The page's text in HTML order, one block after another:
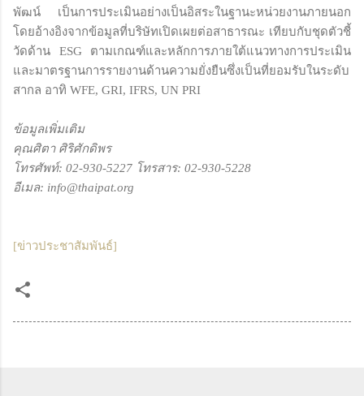
พัฒน์ เป็นการประเมินอย่างเป็นอิสระในฐานะหน่วยงานภายนอก
โดยอ้างอิงจากข้อมูลที่บริษัทเปิดเผยต่อสาธารณะ เทียบกับชุดตัวชี้
วัดด้าน ESG ตามเกณฑ์และหลักการภายใต้แนวทางการประเมิน
และมาตรฐานการรายงานด้านความยั่งยืนซึ่งเป็นที่ยอมรับในระดับ
สากล อาทิ WFE, GRI, IFRS, UN PRI
ข้อมูลเพิ่มเติม
คุณศิตา ศิริศักดิพร
โทรศัพท์: 02-930-5227 โทรสาร: 02-930-5228
อีเมล: info@thaipat.org
[ข่าวประชาสัมพันธ์]